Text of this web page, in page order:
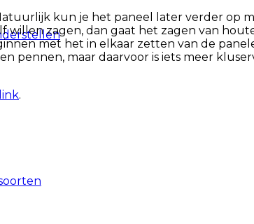
kun je het paneel later verder op
zagen, dan gaat het zagen van
met het in elkaar zetten van de
maar daarvoor is iets meer
link.